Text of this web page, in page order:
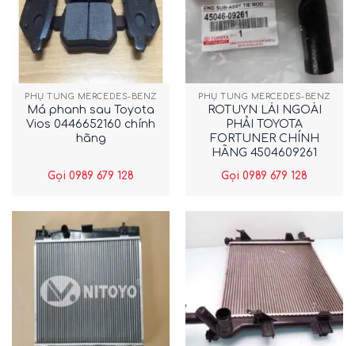
PHỤ TÙNG MERCEDES-BENZ
Má phanh sau Toyota
Vios 0446652160 chính
hãng
Gọi 0989 679 128
PHỤ TÙNG MERCEDES-BENZ
ROTUYN LÁI NGOÀI
PHẢI TOYOTA
FORTUNER CHÍNH
HÃNG 4504609261
Gọi 0989 679 128